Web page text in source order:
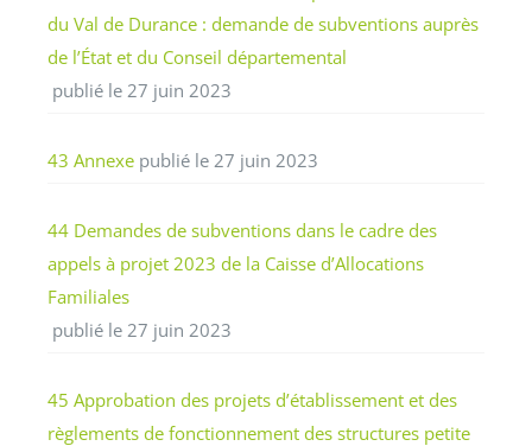
du Val de Durance : demande de subventions auprès
de l’État et du Conseil départemental
publié le 27 juin 2023
43 Annexe publié le 27 juin 2023
44 Demandes de subventions dans le cadre des
appels à projet 2023 de la Caisse d’Allocations
Familiales
publié le 27 juin 2023
45 Approbation des projets d’établissement et des
règlements de fonctionnement des structures petite